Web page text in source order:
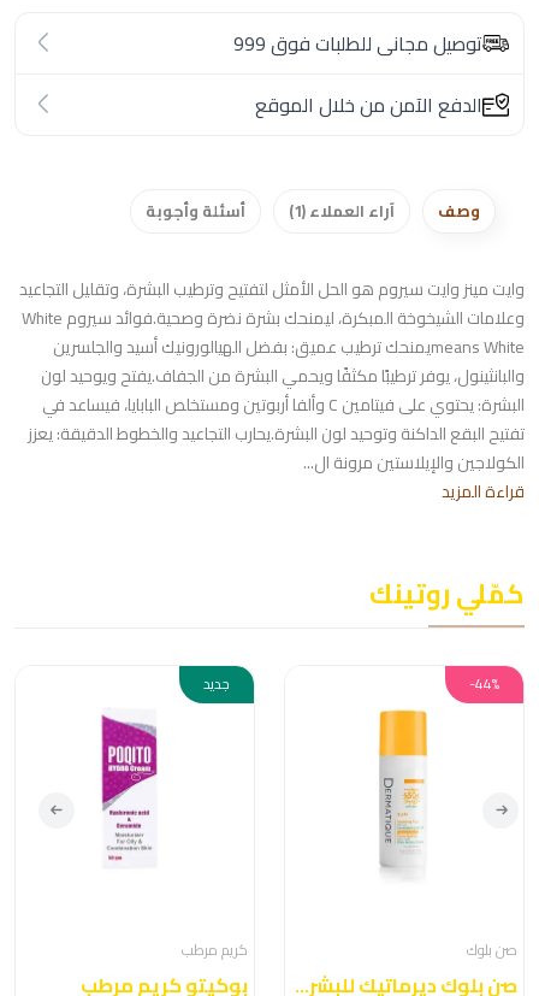
توصيل مجانى للطلبات فوق 999
الدفع الآمن من خلال الموقع
وصف آراء العملاء (1) أسئلة وأجوبة
وايت مينز وايت سيروم هو الحل الأمثل لتفتيح وترطيب البشرة، وتقليل التجاعيد
وعلامات الشيخوخة المبكرة، ليمنحك بشرة نضرة وصحية.فوائد سيروم White
means Whiteيمنحك ترطيب عميق: بفضل الهيالورونيك أسيد والجلسرين
والبانثينول، يوفر ترطيبًا مكثفًا ويحمي البشرة من الجفاف.يفتح ويوحيد لون
البشرة: يحتوي على فيتامين C وألفا أربوتين ومستخلص البابايا، فيساعد في
تفتيح البقع الداكنة وتوحيد لون البشرة.يحارب التجاعيد والخطوط الدقيقة: يعزز
الكولاجين والإيلاستين مرونة ال...
قراءة المزيد
كمّلي روتينك
-44%
صن بلوك
صن بلوك ديرماتيك للبشرة الدهنية
جديد
كريم مرطب
بوكيتو كريم مرطب